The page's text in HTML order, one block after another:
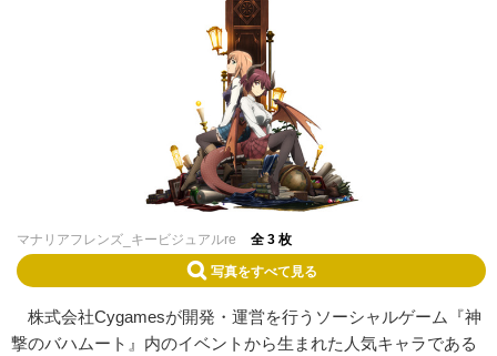
マナリアフレンズ_キービジュアルre 全 3 枚
写真をすべて見る
株式会社Cygamesが開発・運営を行うソーシャルゲーム『神
撃のバハムート』内のイベントから生まれた人気キャラである